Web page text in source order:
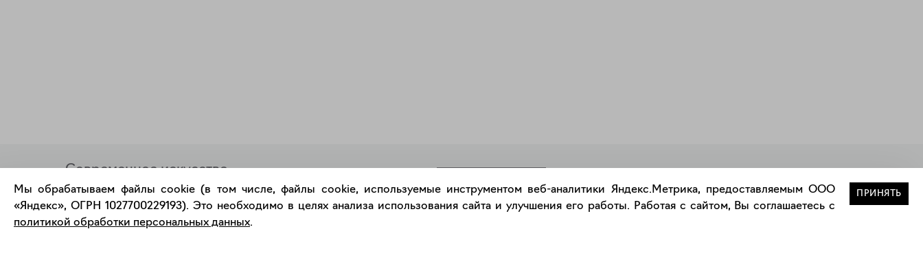
Современное искусство
онлайн
Мы обрабатываем файлы cookie (в том числе, файлы cookie, используемые инструментом веб-аналитики Яндекс.Метрика, предоставляемым ООО
«Яндекс», ОГРН 1027700229193). Это необходимо в целях анализа использования сайта и улучшения его работы. Работая с сайтом, Вы соглашаетесь с
политикой обработки персональных данных.
ПРИНЯТЬ